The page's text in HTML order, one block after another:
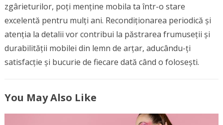
zgârieturilor, poți menține mobila ta într-o stare
excelentă pentru mulți ani. Recondiționarea periodică și
atenția la detalii vor contribui la păstrarea frumuseții și
durabilității mobilei din lemn de arțar, aducându-ți
satisfacție și bucurie de fiecare dată când o folosești.
You May Also Like